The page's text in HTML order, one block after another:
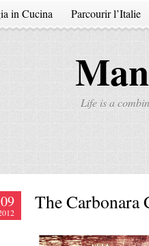
in Cucina Parcourir l’Italie
Life is a
09 The Carbonara